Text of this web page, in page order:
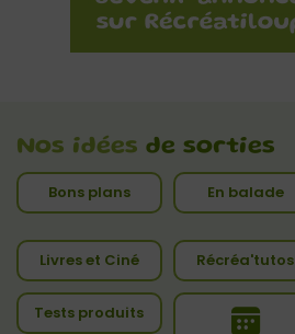
Nos idées de sorties
Bons plans En balade
Livres et Ciné Récréa'tutos
Tests produits